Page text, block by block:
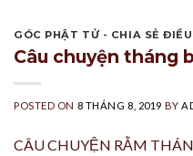
GÓC PHẬT TỬ - CHIA SẺ ĐIỀU
Câu chuyện tháng
POSTED ON 8 THÁNG 8, 2019 BY
CÂU CHUYỆN RẰM